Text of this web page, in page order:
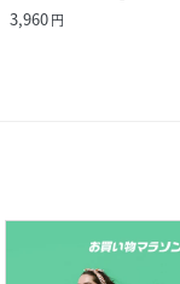
3,960円